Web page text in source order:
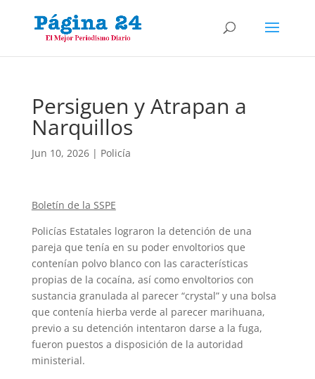
Persiguen y Atrapan a
Narquillos
Jun 10, 2026| Policía
Boletín de la SSPE
Policías Estatales lograron la detención de una
pareja que tenía en su poder envoltorios que
contenían polvo blanco con las características
propias de la cocaína, así como envoltorios con
sustancia granulada al parecer “crystal” y una bolsa
que contenía hierba verde al parecer marihuana,
previo a su detención intentaron darse a la fuga,
fueron puestos a disposición de la autoridad
ministerial.